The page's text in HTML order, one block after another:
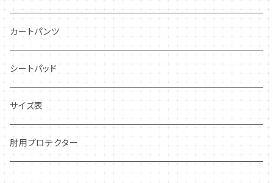
インドア・レンタルカート用
レーシングカート用
CARCON
CARBON LEVLAR
CIK–FIA公認
OUTLET❗️
カートパンツ
シートパッド
サイズ表
肘用プロテクター